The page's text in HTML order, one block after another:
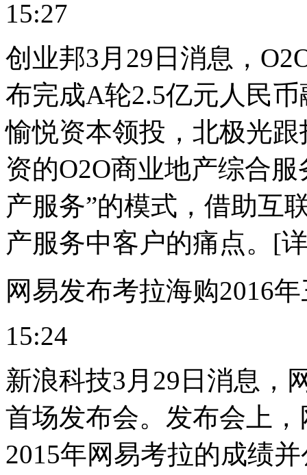
15:27
创业邦3月29日消息，
布完成A轮2.5亿元人民
愉悦资本领投，北极光
资的O2O商业地产综合
产服务”的模式，借助互
产服务中客户的痛点。[
网易发布考拉海购2016
15:24
新浪科技3月29日消息，
首场发布会。发布会上
2015年网易考拉的成绩